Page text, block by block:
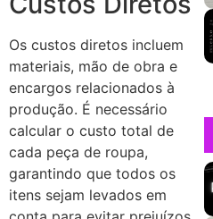
Os custos diretos incluem
materiais, mão de obra e
encargos relacionados à
produção. É necessário
calcular o custo total de
cada peça de roupa,
garantindo que todos os
itens sejam levados em